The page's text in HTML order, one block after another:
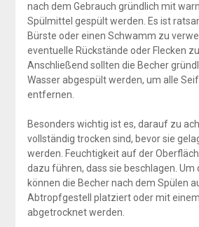
nach dem Gebrauch gründlich mit
Spülmittel gespült werden. Es ist
Bürste oder einen Schwamm zu
eventuelle Rückstände oder Flecken
Anschließend sollten die Becher
Wasser abgespült werden, um alle
entfernen.
Besonders wichtig ist es, darauf zu
vollständig trocken sind, bevor sie
werden. Feuchtigkeit auf der
dazu führen, dass sie beschlagen. Um
können die Becher nach dem Spülen
Abtropfgestell platziert oder mit
abgetrocknet werden.